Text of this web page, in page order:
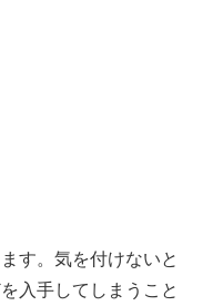
す。気を付けないと
入手してしまうこと